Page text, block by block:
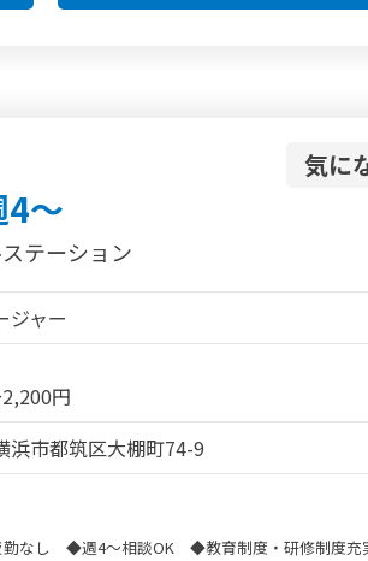
気に
4～
テーション
ジャー
円
浜市都筑区大棚町74-9
勤なし ◆週4～相談OK ◆教育制度・研修制度